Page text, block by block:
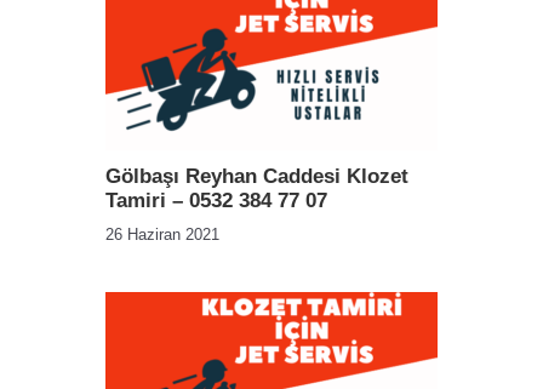
Gölbaşı Reyhan Caddesi Klozet
Tamiri – 0532 384 77 07
26 Haziran 2021